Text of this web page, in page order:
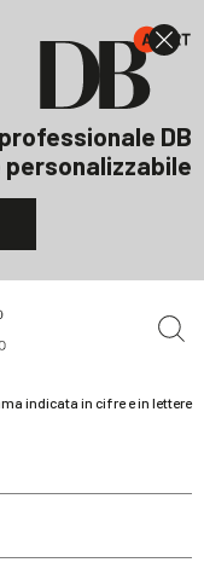
DB
personalizzabile
indicata in cifre e in lettere